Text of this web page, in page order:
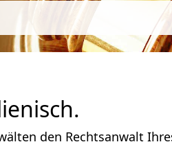
den Rechtsanwalt